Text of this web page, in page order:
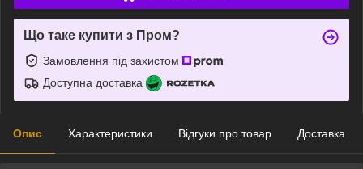
Що таке купити з Пром?
Замовлення під захистом
Доступна доставка
Опис Характеристики Відгуки про товар Доставка